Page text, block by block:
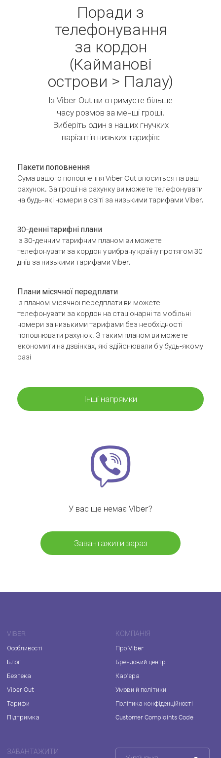
Поради з
телефонування
за кордон
(Кайманові
острови > Палау)
Із Viber Out ви отримуєте більше
часу розмов за менші гроші.
Виберіть один з наших гнучких
варіантів низьких тарифів:
Пакети поповнення
Сума вашого поповнення Viber Out вноситься на ваш
рахунок. За гроші на рахунку ви можете телефонувати
на будь-які номери в світі за низькими тарифами Viber.
30-денні тарифні плани
Із 30-денним тарифним планом ви можете
телефонувати за кордон у вибрану країну протягом 30
днів за низькими тарифами Viber.
Плани місячної передплати
Із планом місячної передплати ви можете
телефонувати за кордон на стаціонарні та мобільні
номери за низькими тарифами без необхідності
поповнювати рахунок. З таким планом ви можете
економити на дзвінках, які здійснювали б у будь-якому
разі
Інші напрямки
У вас ще немає Viber?
Завантажити зараз
VIBER
Особливості
Блог
Безпека
Viber Out
Тарифи
Підтримка
КОМПАНІЯ
Про Viber
Брендовий центр
Кар'єра
Умови й політики
Політика конфіденційності
Customer Complaints Code
ЗАВАНТАЖИТИ